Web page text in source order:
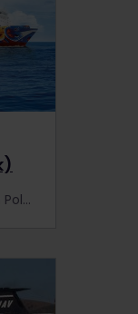
Reise mit Polferries zwischen Polen, Schweden und Dänemark zu ermäßigten Preisen. Als Inhaber eines Interrail Passes hast du Anspruch auf ermäßigte Tarife.